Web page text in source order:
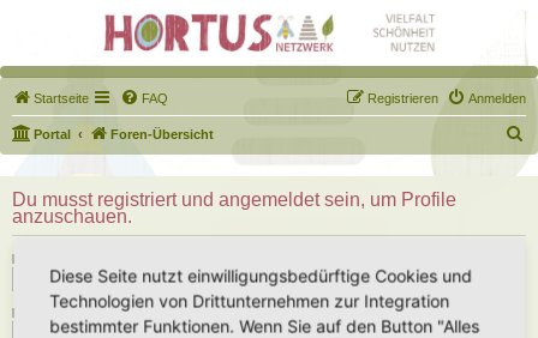
Startseite FAQ Anmelden
Registrieren
Portal Foren-Übersicht
u
Du musst registriert und angemeldet sein, um Profile
anzuschauen.
Benutzername:
Passwort:
Diese Seite nutzt einwilligungsbedürftige Cookies und
Technologien von Drittunternehmen zur Integration
bestimmter Funktionen. Wenn Sie auf den Button "Alles